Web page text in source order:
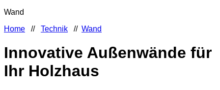
Wand
Home // Technik // Wand
Innovative Außenwände für
Ihr Holzhaus